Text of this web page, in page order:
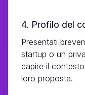
4. Profilo del
Presentati
startup o un
capire il
loro proposta.